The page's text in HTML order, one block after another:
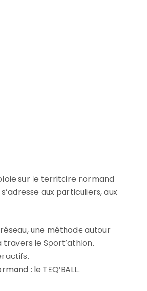
sur le territoire normand
aux particuliers, aux
une méthode autour
le Sport’athlon.
: le TEQ’BALL.